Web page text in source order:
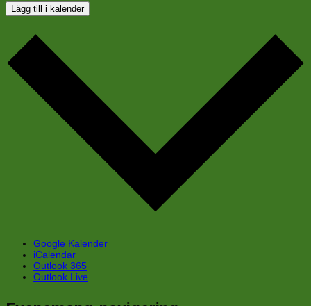
Lägg till i kalender
Google Kalender
iCalendar
Outlook 365
Outlook Live